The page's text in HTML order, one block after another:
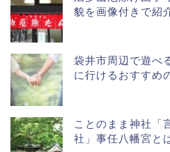
貌を画像付きで紹
袋井市周辺で遊べ
に行けるおすすめ
ことのまま神社「
社」事任八幡宮と